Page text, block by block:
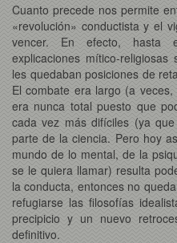
Cuanto precede nos permite
«revolución» conductista y el
vencer. En efecto, hasta
explicaciones mítico-
les quedaban posiciones de
El combate era largo (a
era nunca total puesto que
cada vez más difíciles (ya
parte de la ciencia. Pero hoy
mundo de lo mental, de la
se le quiera llamar) resulta
la conducta, entonces no
refugiarse las filosofías
precipicio y un nuevo
definitivo.